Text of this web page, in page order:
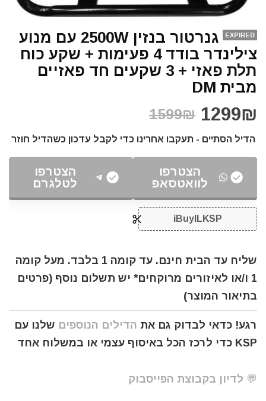
EXPIRED
גנרטור בנזין 2500W עם מנוע
צילינדר בודד 4 פעימות + שקע כוח
תלת פאזי + 3 שקעים חד פאזיים
מבית DM
1299₪
1599₪
הדיל הסתיים - תעקבו אחרינו כדי לקבל עדכון כשהדיל חוזר
הצטרפו
לוואטסאפ
הצטרפו
לטלגרם
iBuyILKSP
שליח עד הבית חינם. עד קומה 1 בלבד. מעל קומה
1 ו/או לאיזורים מרוקחים* יש תשלום נוסף (פרטים
בתיאור המוצר)
רגע! כדאי לבדוק גם את הדילים הנוספים שלנו עם
KSP כדי לרכז הכל באיסוף עצמי או במשלוח אחד
💬 לדיון בקבוצת הפייסבוק